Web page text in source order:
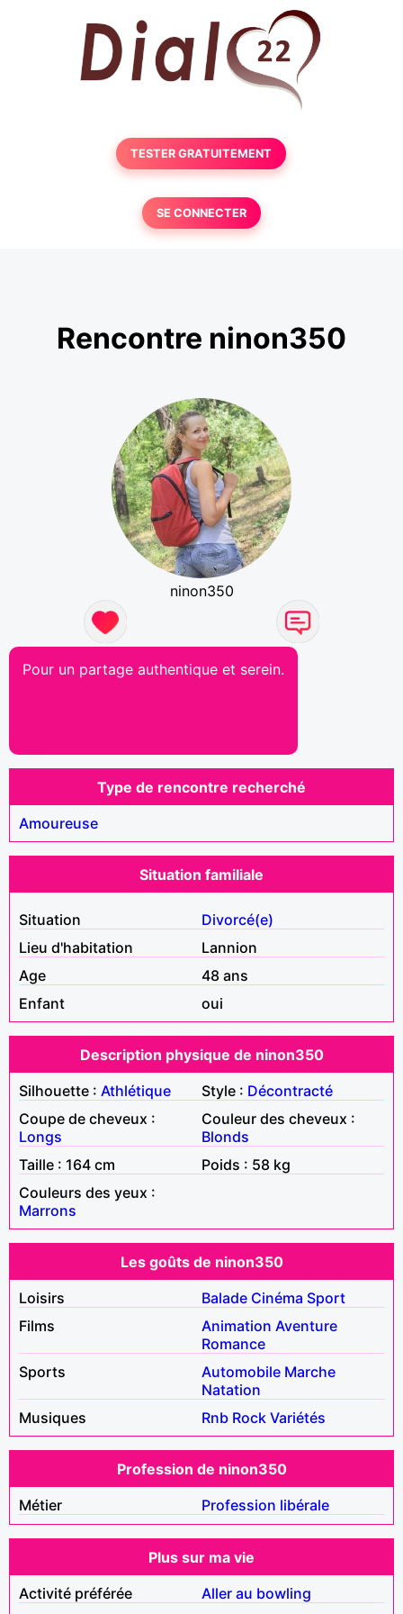
TESTER GRATUITEMENT
SE CONNECTER
Rencontre ninon350
ninon350
Pour un partage authentique et serein.
Type de rencontre recherché
Amoureuse
Situation familiale
Situation
Divorcé(e)
Lieu d'habitation
Lannion
Age
48 ans
Enfant
oui
Description physique de ninon350
Silhouette : Athlétique Style : Décontracté
Coupe de cheveux :
Longs
Couleur des cheveux :
Blonds
Taille : 164 cm
Poids : 58 kg
Couleurs des yeux :
Marrons
Les goûts de ninon350
Loisirs
Balade Cinéma Sport
Films
Animation Aventure
Romance
Sports
Automobile Marche
Natation
Musiques
Rnb Rock Variétés
Profession de ninon350
Métier
Profession libérale
Plus sur ma vie
Activité préférée
Aller au bowling